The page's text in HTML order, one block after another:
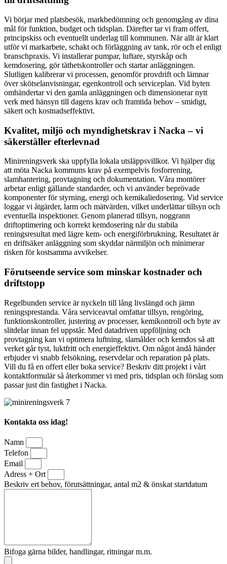
Vi börjar med platsbesök, markbedömning och genomgång av dina
mål för funktion, budget och tidsplan. Därefter tar vi fram offert,
principskiss och eventuellt underlag till kommunen. När allt är klart
utför vi markarbete, schakt och förläggning av tank, rör och el enligt
branschpraxis. Vi installerar pumpar, luftare, styrskåp och
kemdosering, gör täthetskontroller och startar anläggningen.
Slutligen kalibrerar vi processen, genomför provdrift och lämnar
över skötselanvisningar, egenkontroll och serviceplan. Vid byten
omhändertar vi den gamla anläggningen och dimensionerar nytt
verk med hänsyn till dagens krav och framtida behov – smidigt,
säkert och kostnadseffektivt.
Kvalitet, miljö och myndighetskrav i Nacka – vi
säkerställer efterlevnad
Minireningsverk ska uppfylla lokala utsläppsvillkor. Vi hjälper dig
att möta Nacka kommuns krav på exempelvis fosforrening,
slamhantering, provtagning och dokumentation. Våra montörer
arbetar enligt gällande standarder, och vi använder beprövade
komponenter för styrning, energi och kemikaliedosering. Vid service
loggar vi åtgärder, larm och mätvärden, vilket underlättar tillsyn och
eventuella inspektioner. Genom planerad tillsyn, noggrann
driftoptimering och korrekt kemdosering når du stabila
reningsresultat med lägre kem- och energiförbrukning. Resultatet är
en driftsäker anläggning som skyddar närmiljön och minimerar
risken för kostsamma avvikelser.
Förutseende service som minskar kostnader och
driftstopp
Regelbunden service är nyckeln till lång livslängd och jämn
reningsprestanda. Våra serviceavtal omfattar tillsyn, rengöring,
funktionskontroller, justering av processer, kemikontroll och byte av
slitdelar innan fel uppstår. Med datadriven uppföljning och
provtagning kan vi optimera luftning, slamålder och kemdos så att
verket går tyst, luktfritt och energieffektivt. Om något ändå händer
erbjuder vi snabb felsökning, reservdelar och reparation på plats.
Vill du få en offert eller boka service? Beskriv ditt projekt i vårt
kontaktformulär så återkommer vi med pris, tidsplan och förslag som
passar just din fastighet i Nacka.
Kontakta oss idag!
Namn
Telefon
Email
Adress + Ort
Beskriv ert behov, förutsättningar, antal m2 & önskat startdatum
Bifoga gärna bilder, handlingar, ritningar m.m.